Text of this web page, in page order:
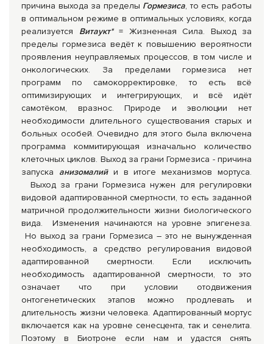
причина выхода за пределы Гормезиса, то есть работы
в оптимальном режиме в оптимальных условиях, когда
реализуется Витаукт*= Жизненная Сила. Выход за
пределы гормезиса ведёт к повышению вероятности
проявления неуправляемых процессов, в том числе и
онкологических. За пределами гормезиса нет
программ по самокорректировке, то есть всё
оптимизирующих и интегрирующих, и всё идёт
самотёком, вразнос. Природе и эволюции нет
необходимости длительного существования старых и
больных особей. Очевидно для этого была включена
программа коммитирующая изначально количество
клеточных циклов. Выход за грани Гормезиса - причина
запуска анизомалийи в итоге механизмов мортуса.
Выход за грани Гормезиса нужен для регулировки
видовой адаптированной смертности, то есть заданной
матричной продолжительности жизни биологического
вида. Изменения начинаются на уровне эпигенеза.
Но выход за грани Гормезиса – это не вынужденная
необходимость, а средство регулирования видовой
адаптированной смертности. Если исключить
необходимость адаптированной смертности, то это
означает что при условии отодвижения
онтогенетических этапов можно продлевать и
длительность жизни человека. Адаптированный мортус
включается как на уровне сенесцента, так и сенелита.
Поэтому в Биотроне если нам и удастся снять